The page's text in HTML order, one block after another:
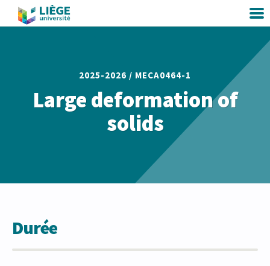
2025-2026 / MECA0464-1
Large deformation of
solids
Durée